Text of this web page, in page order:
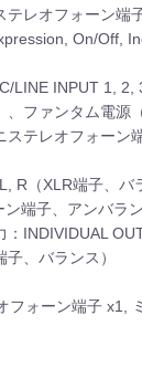
レオフォーン端子
On/Off,
LINE INPUT 1, 2,
ファンタム電源
ステレオフォーン端
R（XLR端子、
端子、アンバラン
：INDIVIDUAL
、バランス）
フォーン端子 x1,